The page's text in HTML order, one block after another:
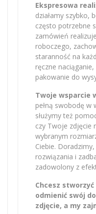
Ekspresowa
działamy szybko,
często potrzebne
zamówień
roboczego,
staranność na
ręczne
pakowanie do
Twoje wsparcie
pełną swobodę w
służymy też
czy Twoje zdjęcie
wybranym
Ciebie.
rozwiązania i
zadowolony z
Chcesz
odmienić swój
zdjęcie, a my